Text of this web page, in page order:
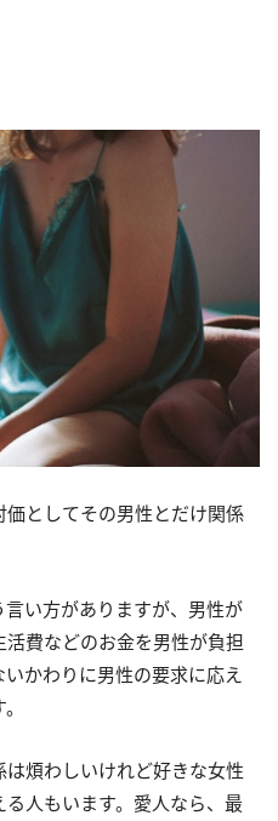
としてその男性とだけ関係
言い方がありますが、男性が
費などのお金を男性が負担
かわりに男性の要求に応え
煩わしいけれど好きな女性
人もいます。愛人なら、最